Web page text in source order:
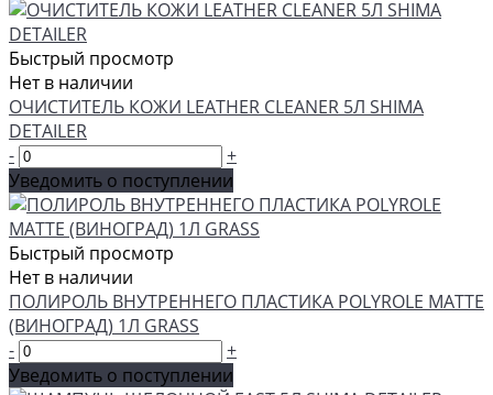
Быстрый просмотр
Нет в наличии
ОЧИСТИТЕЛЬ КОЖИ LEATHER CLEANER 5Л SHIMA
DETAILER
-
+
Уведомить о поступлении
Быстрый просмотр
Нет в наличии
ПОЛИРОЛЬ ВНУТРЕННЕГО ПЛАСТИКА POLYROLE MATTE
(ВИНОГРАД) 1Л GRASS
-
+
Уведомить о поступлении